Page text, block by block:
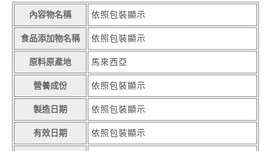
內容物名稱 依照包裝顯示
食品添加物名稱 依照包裝顯示
原料原產地 馬來西亞
營養成份 依照包裝顯示
製造日期 依照包裝顯示
有效日期 依照包裝顯示